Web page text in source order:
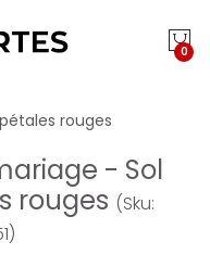
0
rouges
- Sol
rouges (Sku: